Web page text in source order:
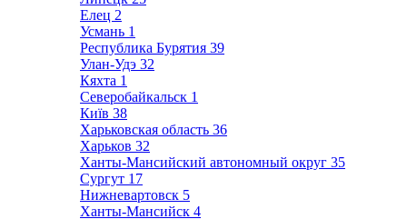
Елец 2
Усмань 1
Республика Бурятия 39
Улан-Удэ 32
Кяхта 1
Северобайкальск 1
Київ 38
Харьковская область 36
Харьков 32
Ханты-Мансийский автономный округ 35
Сургут 17
Нижневартовск 5
Ханты-Мансийск 4